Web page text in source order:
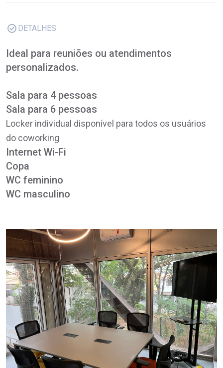
DETALHES
Ideal para reuniões ou atendimentos
personalizados.
Sala para 4 pessoas
Sala para 6 pessoas
Locker individual disponível para todos os usuários
do coworking
Internet Wi-Fi
Copa
WC feminino
WC masculino